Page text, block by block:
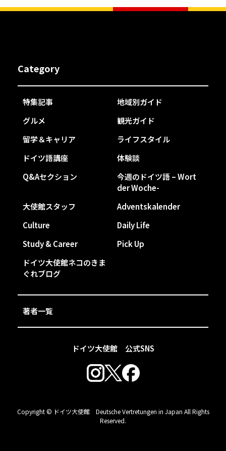
ドイツ大使館 公式SNS
Category
特集記事
地域別ガイド
グルメ
観光ガイド
留学＆キャリア
ライフスタイル
ドイツ語講座
体験談
Q&Aセクション
今週のドイツ語 – Wort
der Woche-
大使館スタッフ
Adventskalender
Culture
Daily Life
Study & Career
Pick Up
ドイツ大使館ネコのきま
ぐれブログ
著者一覧
Copyright © ドイツ大使館 Deutsche Vertretungen in Japan All Rights
Reserved.